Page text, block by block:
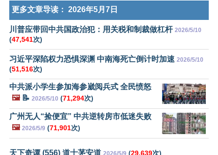
更多文章导读： 2026年5月7日
川普应带回中共国政治犯：用关税和制裁做杠杆 2026/5/10
(47,541次)
习近平深陷权力恐惧深渊 中南海死亡倒计时加速 2026/5/10
(51,516次)
中共派小学生参加海参崴阅兵式 全民愤怒
🖼️📝 2026/5/10 (71,294次)
广州无人“捡便宜” 中共逆转房市低迷失败
🖼️ 2026/5/9 (71,901次)
天下奇谭 (556) 道士茅安道 2026/5/9 (29,639次)